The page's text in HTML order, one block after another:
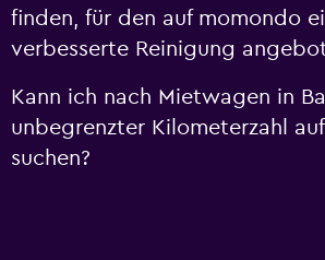
finden, für den auf momondo
verbesserte Reinigung
Kann ich nach Mietwagen in
unbegrenzter Kilometerzahl
suchen?